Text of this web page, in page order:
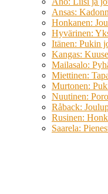
Ansas:
Honkanen:
Hyvärinen:
Itänen: Pukin
Kangas:
Mailasalo:
Miettinen:
Murtonen:
Nuutinen:
Råback:
Rusinen:
Saarela: